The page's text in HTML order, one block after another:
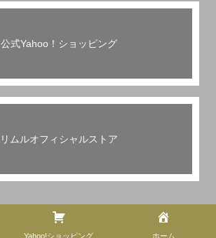
公式Yahoo！ショッピング
リムルオフィシャルストア
Yahoo!ショッピング ホーム